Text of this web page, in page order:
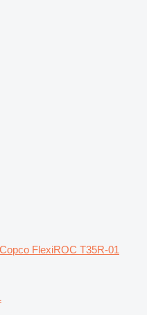
FlexiROC T35R-01